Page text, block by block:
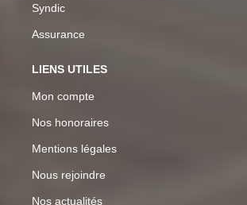
Syndic
Assurance
LIENS UTILES
Mon compte
Nos honoraires
Mentions légales
Nous rejoindre
Nos actualités